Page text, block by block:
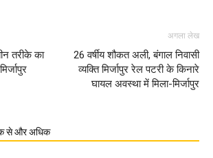
तरीके का
अगला लेख
26 वर्षीय शौकत अली, बंगाल निवासी
व्यक्ति मिर्जापुर रेल पटरी के किनारे
घायल अवस्था में मिला-मिर्जापुर
से और अधिक